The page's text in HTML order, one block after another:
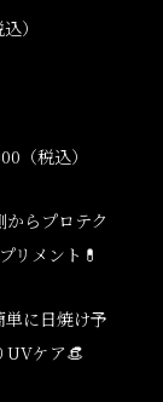
込）
（税込）
らプロテク
リメント 💊
単に日焼け予
UVケア👒